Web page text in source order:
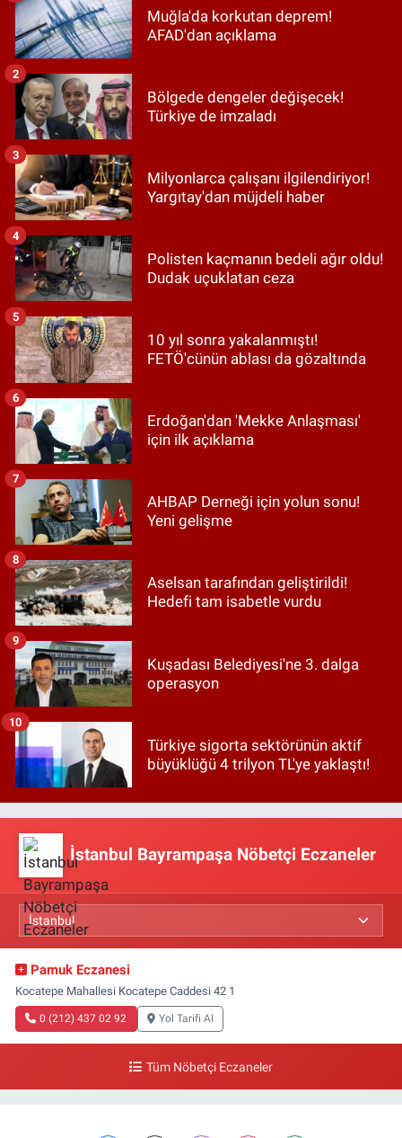
Muğla'da korkutan deprem!
AFAD'dan açıklama
Bölgede dengeler değişecek!
Türkiye de imzaladı
2
Milyonlarca çalışanı ilgilendiriyor!
Yargıtay'dan müjdeli haber
3
Polisten kaçmanın bedeli ağır oldu!
Dudak uçuklatan ceza
4
10 yıl sonra yakalanmıştı!
FETÖ'cünün ablası da gözaltında
5
Erdoğan'dan 'Mekke Anlaşması'
için ilk açıklama
6
AHBAP Derneği için yolun sonu!
Yeni gelişme
7
Aselsan tarafından geliştirildi!
Hedefi tam isabetle vurdu
8
Kuşadası Belediyesi'ne 3. dalga
operasyon
9
Türkiye sigorta sektörünün aktif
büyüklüğü 4 trilyon TL'ye yaklaştı!
10
İstanbul Bayrampaşa Nöbetçi Eczaneler
Pamuk Eczanesi
Kocatepe Mahallesi Kocatepe Caddesi 42 1
0 (212) 437 02 92 Yol Tarifi Al
Tüm Nöbetçi Eczaneler